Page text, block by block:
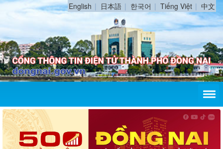
English 日本語 한국어 Tiếng Việt 中文